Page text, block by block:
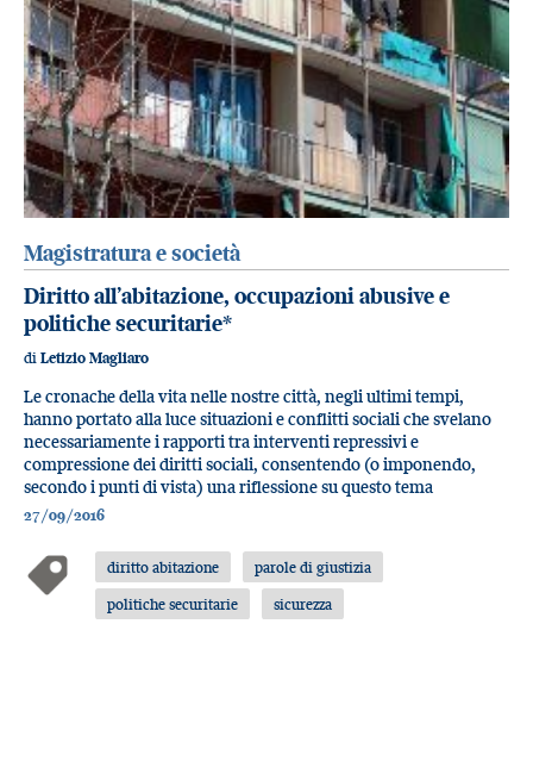
Magistratura e società
Diritto all’abitazione, occupazioni abusive e
politiche securitarie*
di Letizio Magliaro
Le cronache della vita nelle nostre città, negli ultimi tempi,
hanno portato alla luce situazioni e conflitti sociali che svelano
necessariamente i rapporti tra interventi repressivi e
compressione dei diritti sociali, consentendo (o imponendo,
secondo i punti di vista) una riflessione su questo tema
27/09/2016
diritto abitazione
parole di giustizia
politiche securitarie
sicurezza